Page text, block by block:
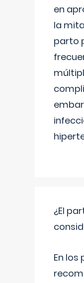
en
la
parto
¿El
En